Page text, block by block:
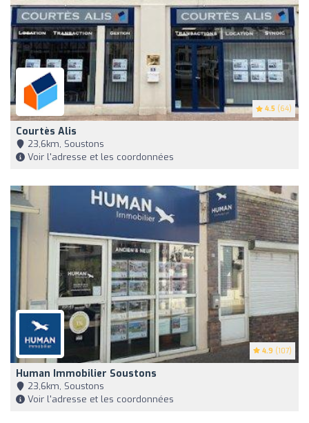
4.5 (64)
Courtès Alis
23,6km, Soustons
Voir l'adresse et les coordonnées
4.9 (107)
Human Immobilier Soustons
23,6km, Soustons
Voir l'adresse et les coordonnées